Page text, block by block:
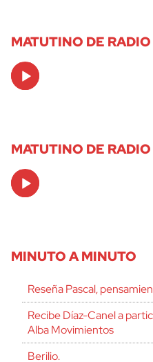
MATUTINO DE
Audio
Player
MATUTINO DE
Audio
Player
MINUTO A MINUTO
Reseña Pascal,
Recibe Díaz-Canel a
Alba Movimientos
Berilio.